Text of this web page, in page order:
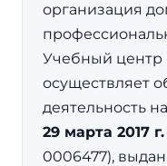
организация
Учебный центр
осуществляет
деятельность
29 марта 2017
0006477),